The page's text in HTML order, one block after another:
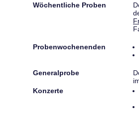
Wöchentliche Proben
Probenwochenenden
Generalprobe
Konzerte